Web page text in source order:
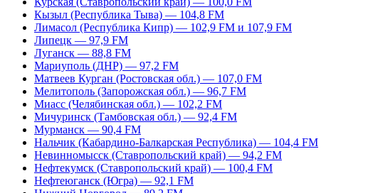
Кызыл (Республика Тыва) — 104,8 FM
Лимасол (Республика Кипр) — 102,9 FM и 107,9 FM
Липецк — 97,9 FM
Луганск — 88,8 FM
Мариуполь (ДНР) — 97,2 FM
Матвеев Курган (Ростовская обл.) — 107,0 FM
Мелитополь (Запорожская обл.) — 96,7 FM
Миасс (Челябинская обл.) — 102,2 FM
Мичуринск (Тамбовская обл.) — 92,4 FM
Мурманск — 90,4 FM
Нальчик (Кабардино-Балкарская Республика) — 104,4 FM
Невинномысск (Ставропольский край) — 94,2 FM
Нефтекумск (Ставропольский край) — 100,4 FM
Нефтеюганск (Югра) — 92,1 FM